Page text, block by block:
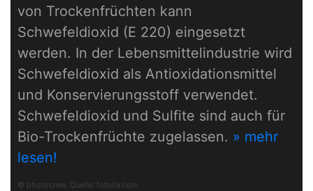
von Trockenfrüchten kann
Schwefeldioxid (E 220) eingesetzt
werden. In der Lebensmittelindustrie wird
Schwefeldioxid als Antioxidationsmittel
und Konservierungsstoff verwendet.
Schwefeldioxid und Sulfite sind auch für
Bio-Trockenfrüchte zugelassen. » mehr
lesen!
© photocrew, Quelle: fotolia.com